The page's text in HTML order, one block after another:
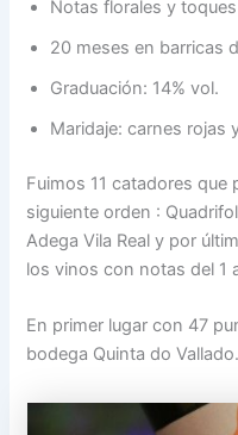
Notas florales y
20 meses en barricas
Graduación: 14% vol.​
Maridaje: carnes rojas
Fuimos 11 catadores
siguiente orden :
Adega Vila Real y por
los vinos con notas del 1
En primer lugar con 47
bodega Quinta do Vallado.